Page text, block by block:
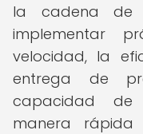
la cadena de
implementar
velocidad, la
entrega de
capacidad de
manera